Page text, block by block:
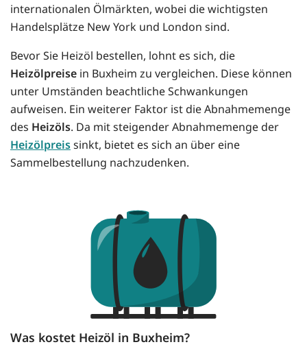
internationalen Ölmärkten, wobei die wichtigsten
Handelsplätze New York und London sind.
Bevor Sie Heizöl bestellen, lohnt es sich, die
Heizölpreise in Buxheim zu vergleichen. Diese können
unter Umständen beachtliche Schwankungen
aufweisen. Ein weiterer Faktor ist die Abnahmemenge
des Heizöls. Da mit steigender Abnahmemenge der
Heizölpreissinkt, bietet es sich an über eine
Sammelbestellung nachzudenken.
Was kostet Heizöl in Buxheim?